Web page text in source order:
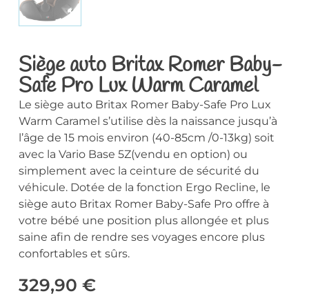
Siège auto Britax Romer Baby-
Safe Pro Lux Warm Caramel
Le siège auto Britax Romer Baby-Safe Pro Lux
Warm Caramel s’utilise dès la naissance jusqu’à
l’âge de 15 mois environ (40-85cm /0-13kg) soit
avec la Vario Base 5Z(vendu en option) ou
simplement avec la ceinture de sécurité du
véhicule. Dotée de la fonction Ergo Recline, le
siège auto Britax Romer Baby-Safe Pro offre à
votre bébé une position plus allongée et plus
saine afin de rendre ses voyages encore plus
confortables et sûrs.
329,90 €